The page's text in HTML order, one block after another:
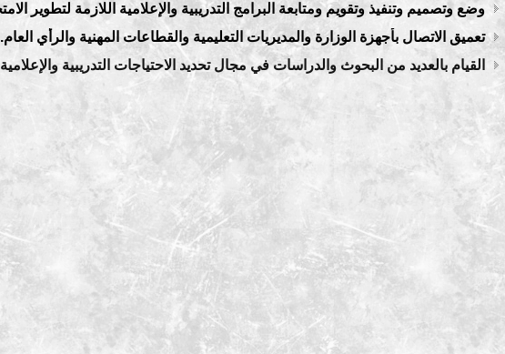
وضع وتصميم وتنفيذ وتقويم ومتابعة البرامج التدريبية والإعلامية اللازمة لتطوير
تعميق الاتصال بأجهزة الوزارة والمديريات التعليمية والقطاعات المهنية والرأي العام.
القيام بالعديد من البحوث والدراسات في مجال تحديد الاحتياجات التدريبية